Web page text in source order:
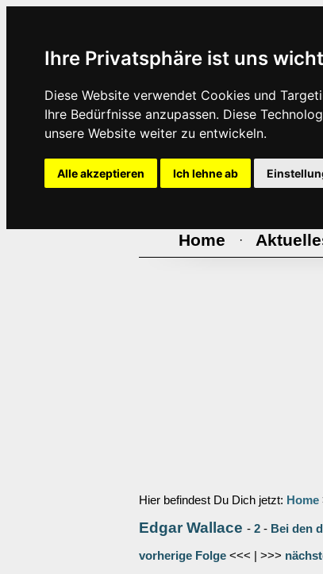
Ihre Privatsphäre ist uns
Diese Website verwendet Cookies und
Ihre Bedürfnisse anzupassen. Diese
unsere Website weiter zu entwickeln.
Alle akzeptieren Ich lehne ab
Home ·
Hier befindest Du Dich jetzt: Home
Edgar Wallace - 2 - Bei den
vorherige Folge <<< | >>>